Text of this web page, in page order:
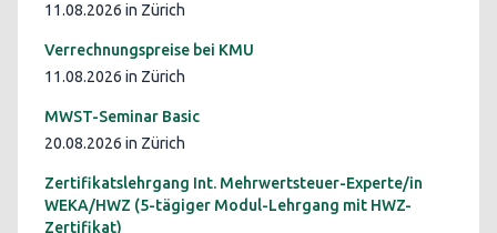
11.08.2026 in Zürich
Verrechnungspreise bei KMU
11.08.2026 in Zürich
MWST-Seminar Basic
20.08.2026 in Zürich
Zertifikatslehrgang Int. Mehrwertsteuer-Experte/in
WEKA/HWZ (5-tägiger Modul-Lehrgang mit HWZ-
Zertifikat)